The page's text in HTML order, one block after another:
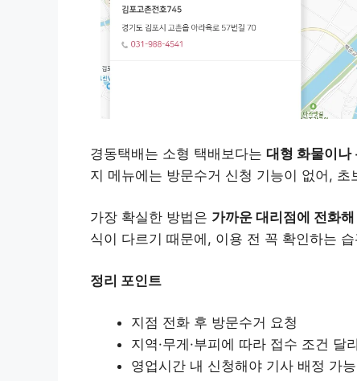
경동택배는 소형 택배보다는 대형 화물이나
지 메뉴에는 방문수거 신청 기능이 없어,
가장 확실한 방법은 가까운 대리점에 전화
식이 다르기 때문에, 이용 전 꼭 확인하는
정리 포인트
지점 전화 후 방문수거 요청
지역·무게·부피에 따라 접수 조건 달
영업시간 내 신청해야 기사 배정 가능